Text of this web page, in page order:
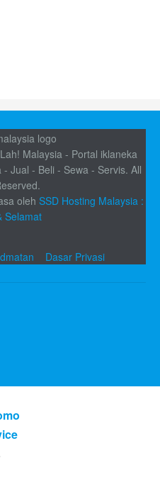
Malaysia - Portal iklaneka
Jual - Beli - Sewa - Servis. All
oleh SSD Hosting Malaysia :
Selamat
Dasar Privasi